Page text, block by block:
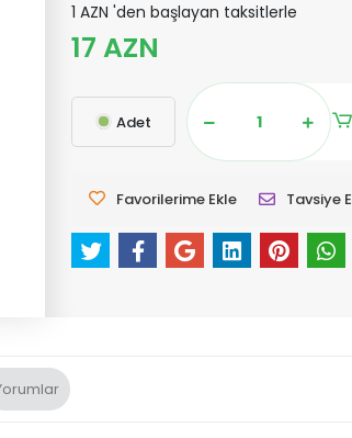
1 AZN 'den başlayan taksitlerle
17 AZN
Adet
Favorilerime Ekle Tavsiye